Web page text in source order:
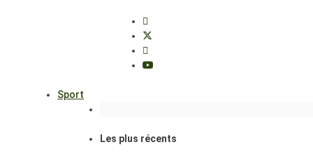
Sport
Les plus récents